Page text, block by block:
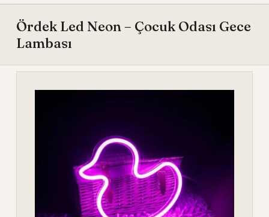
Ördek Led Neon – Çocuk Odası Gece
Lambası